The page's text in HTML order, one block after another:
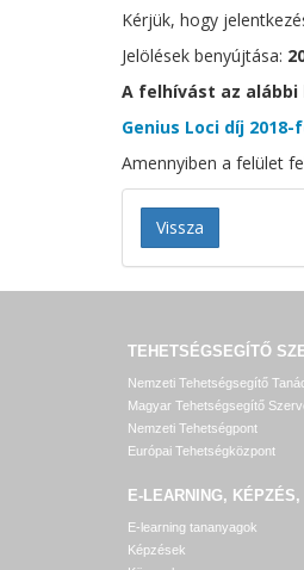
Kérjük, hogy
Jelölések benyújtása:
A felhívást az
Genius Loci díj 2018-
Amennyiben a felület
Vissza
TEHETSÉGSEGÍTŐ
Nemzeti Tehetségsegítő
Magyar Tehetségsegítő
Nemzeti Tehetségpont
Európai Tehetségközpont
E-LEARNING,
E-learning tananyagok
Képzések